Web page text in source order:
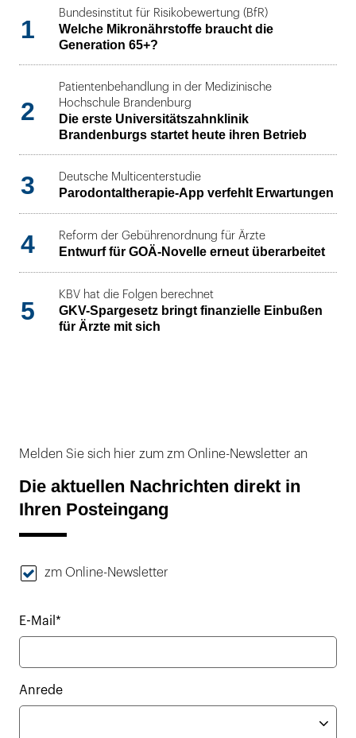
1
Bundesinstitut für Risikobewertung (BfR)
Welche Mikronährstoffe braucht die
Generation 65+?
2
Patientenbehandlung in der Medizinische
Hochschule Brandenburg
Die erste Universitätszahnklinik
Brandenburgs startet heute ihren Betrieb
3 Deutsche Multicenterstudie
Parodontaltherapie-App verfehlt Erwartungen
4 Reform der Gebührenordnung für Ärzte
Entwurf für GOÄ-Novelle erneut überarbeitet
5
KBV hat die Folgen berechnet
GKV-Spargesetz bringt finanzielle Einbußen
für Ärzte mit sich
Melden Sie sich hier zum zm Online-Newsletter an
Die aktuellen Nachrichten direkt in
Ihren Posteingang
zm Online-Newsletter
E-Mail*
Anrede